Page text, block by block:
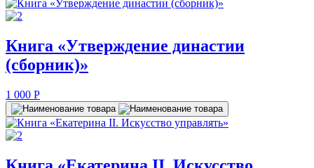
Книга «Утверждение династии
(сборник)»
1 000 P